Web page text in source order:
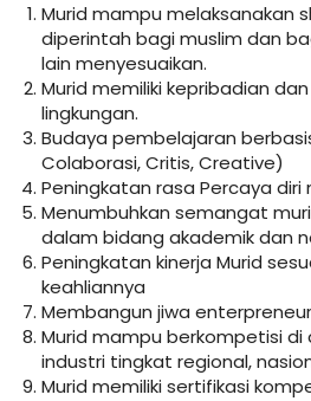
Murid mampu melaksanakan
diperintah bagi muslim dan
lain menyesuaikan.
Murid memiliki kepribadian
lingkungan.
Budaya pembelajaran
Colaborasi, Critis, Creative)
Peningkatan rasa Percaya diri
Menumbuhkan semangat
dalam bidang akademik dan
Peningkatan kinerja Murid
keahliannya
Membangun jiwa
Murid mampu berkompetisi di
industri tingkat regional,
Murid memiliki sertifikasi